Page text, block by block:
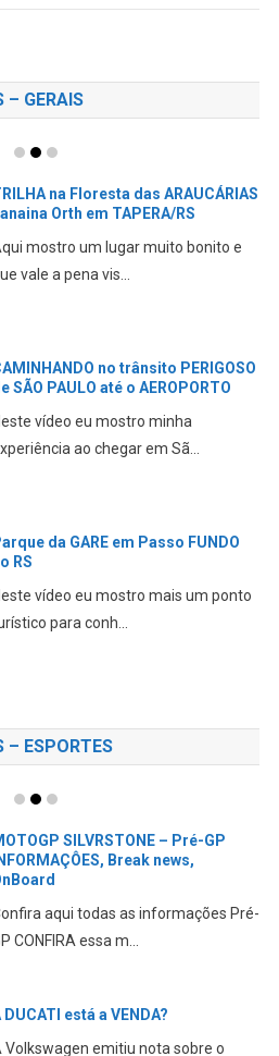
– GERAIS
na Floresta das ARAUCÁRIAS
Orth em TAPERA/RS
mostro um lugar muito bonito e
vale a pena vis...
no trânsito PERIGOSO
SÃO PAULO até o AEROPORTO
vídeo eu mostro minha
ao chegar em Sã...
da GARE em Passo FUNDO
RS
vídeo eu mostro mais um ponto
para conh...
– ESPORTES
SILVRSTONE – Pré-GP
INFORMAÇÔES, Break news,
aqui todas as informações Pré-
CONFIRA essa m...
DUCATI está a VENDA?
Volkswagen emitiu nota sobre o